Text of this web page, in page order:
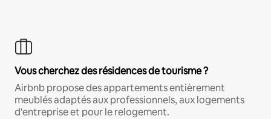
Vous cherchez des résidences de tourisme ?
Airbnb propose des appartements entièrement
meublés adaptés aux professionnels, aux logements
d'entreprise et pour le relogement.